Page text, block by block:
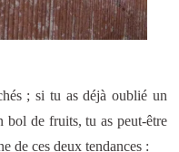
; si tu as déjà oublié un
bol de fruits, tu as peut-être
de ces deux tendances :